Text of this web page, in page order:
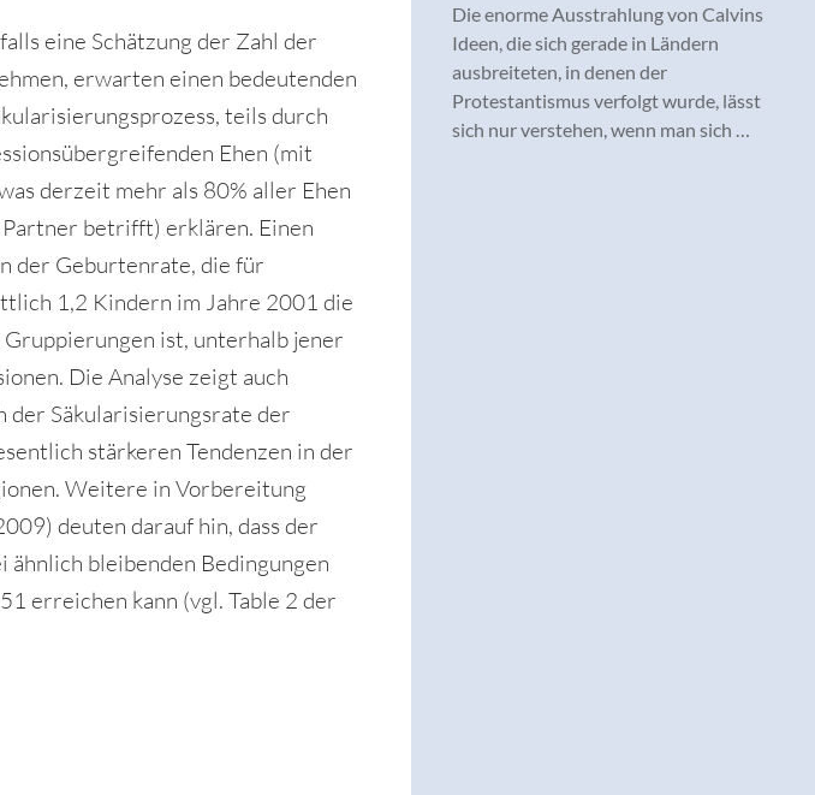
eine Schätzung der Zahl der
erwarten einen bedeutenden
teils durch
Ehen (mit
derzeit mehr als 80% aller Ehen
betrifft) erklären. Einen
der Geburtenrate, die für
1,2 Kindern im Jahre 2001 die
ist, unterhalb jener
Die Analyse zeigt auch
der Säkularisierungsrate der
stärkeren Tendenzen in der
Weitere in Vorbereitung
deuten darauf hin, dass der
bleibenden Bedingungen
erreichen kann (vgl. Table 2 der
Die enorme Ausstrahlung von Calvins
Ideen, die sich gerade in Ländern
ausbreiteten, in denen der
Protestantismus verfolgt wurde, lässt
sich nur verstehen, wenn man sich …